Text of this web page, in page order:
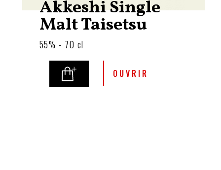
Akkeshi Single
Malt Taisetsu
55% - 70 cl
OUVRIR